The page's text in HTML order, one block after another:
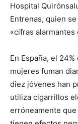
Hospital
Entrenas, quien
«cifras
En España, el
mujeres fuman
diez jóvenes han
utiliza cigarrillos
erróneamente